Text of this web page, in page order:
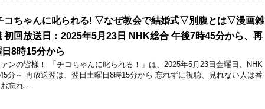
コちゃんに叱られる! ▽なぜ教会で結婚式▽別腹とは▽漫画雑
初回放送日：2025年5月23日 NHK総合 午後7時45分から、再
8時15分から
ンの皆様！ 「チコちゃんに叱られる！」​は、2025年5月23日金曜日、NHK
分～ 再放送翌は、翌日土曜日8時15分から 忘れずに視聴、見れない人は番
お忘れ …